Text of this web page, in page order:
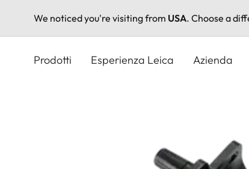
We noticed you're visiting from USA. Choose a
Prodotti Esperienza Leica Azienda